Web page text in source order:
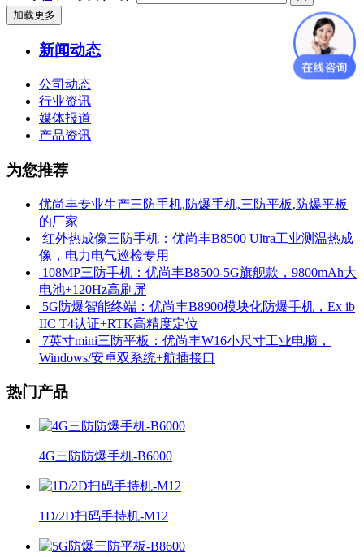
加载更多
新闻动态
公司动态
行业资讯
媒体报道
产品资讯
为您推荐
优尚丰专业生产三防手机,防爆手机,三防平板,防爆平板
的厂家
​ 红外热成像三防手机：优尚丰B8500 Ultra工业测温热成
像，电力电气巡检专用
​ 108MP三防手机：优尚丰B8500-5G旗舰款，9800mAh大
电池+120Hz高刷屏
​ 5G防爆智能终端：优尚丰B8900模块化防爆手机，Ex ib
IIC T4认证+RTK高精度定位
​ 7英寸mini三防平板：优尚丰W16小尺寸工业电脑，
Windows/安卓双系统+航插接口
热门产品
4G三防防爆手机-B6000
1D/2D扫码手持机-M12